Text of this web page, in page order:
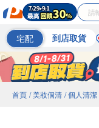
宅配 到店取貨
首頁 / 美妝個清 / 個人清潔